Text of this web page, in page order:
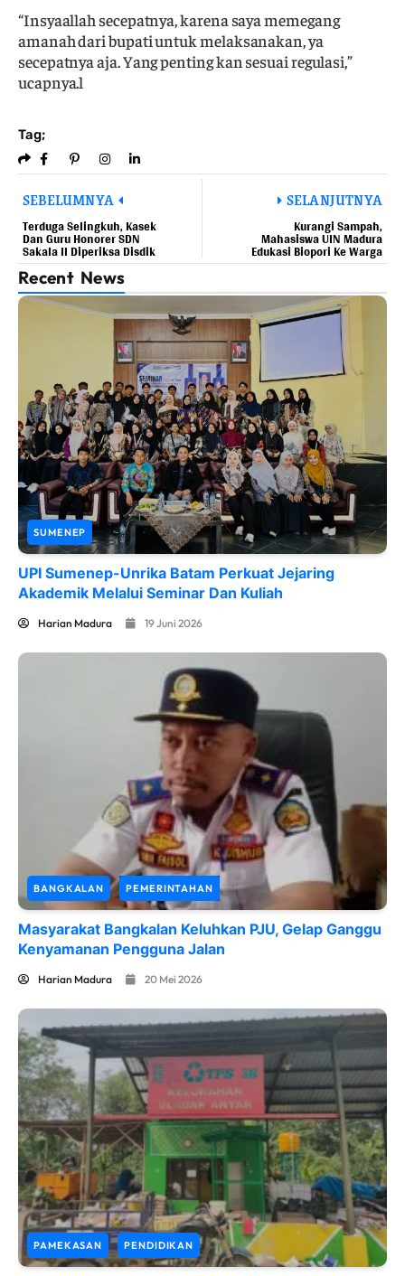
“Insyaallah secepatnya, karena saya memegang
amanah dari bupati untuk melaksanakan, ya
secepatnya aja. Yang penting kan sesuai regulasi,”
ucapnya.l
Tag;
SEBELUMNYA
Terduga Selingkuh, Kasek
Dan Guru Honorer SDN
Sakala II Diperiksa Disdik
SELANJUTNYA
Kurangi Sampah,
Mahasiswa UIN Madura
Edukasi Biopori Ke Warga
Recent News
SUMENEP
UPI Sumenep-Unrika Batam Perkuat Jejaring
Akademik Melalui Seminar Dan Kuliah
Harian Madura 19 Juni 2026
BANGKALAN PEMERINTAHAN
Masyarakat Bangkalan Keluhkan PJU, Gelap Ganggu
Kenyamanan Pengguna Jalan
Harian Madura 20 Mei 2026
PAMEKASAN PENDIDIKAN